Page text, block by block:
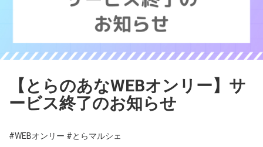
【とらのあなWEBオンリー】サ
ービス終了のお知らせ
#WEBオンリー #とらマルシェ